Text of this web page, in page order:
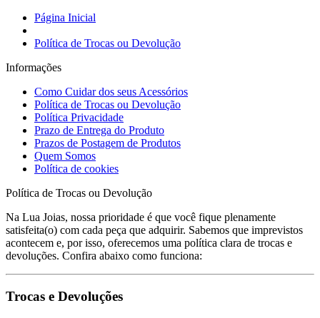
Página Inicial
Política de Trocas ou Devolução
Informações
Como Cuidar dos seus Acessórios
Política de Trocas ou Devolução
Política Privacidade
Prazo de Entrega do Produto
Prazos de Postagem de Produtos
Quem Somos
Política de cookies
Política de Trocas ou Devolução
Na Lua Joias, nossa prioridade é que você fique plenamente
satisfeita(o) com cada peça que adquirir. Sabemos que imprevistos
acontecem e, por isso, oferecemos uma política clara de trocas e
devoluções. Confira abaixo como funciona:
Trocas e Devoluções